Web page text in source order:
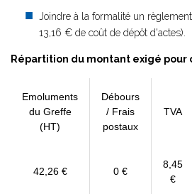
Joindre à la formalité un
13,16 € de coût de dépôt d'actes).
Répartition du montant exigé
Emoluments
du Greffe
(HT)
Débours
/ Frais
postaux
TVA
42,26 € 0 €
8,45
€